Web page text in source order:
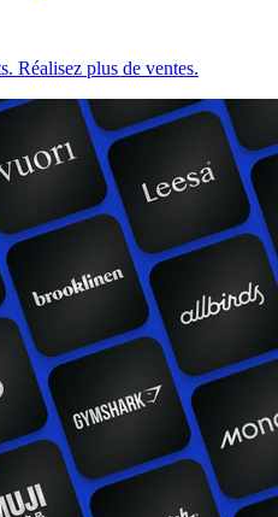
Réalisez plus de ventes.